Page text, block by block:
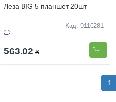
Леза BIG 5 планшет 20шт
Код: 9110281
563.02 ₴
1